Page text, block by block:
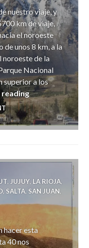
nuestro viaje, y
km de viaje,
el noroeste
de unos 8 km, a la
noroeste de la
Nacional
superior a los
readingEsquel
, JUJUY, LA RIOJA,
, SALTA, SAN JUAN,
hacer esta
40 nos